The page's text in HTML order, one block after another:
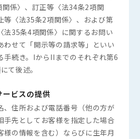
係〉、訂正等〈法34条2項関
等〈法35条2項関係〉、および第
法35条4項関係〉に関するお問い
わせて「開示等の請求等」といい
手続き。IからIIまでのそれぞれ第6
て後述。
ビスの提供
、住所および電話番号（他の方が
手先としてお客様を指定した場合
様の情報を含む）ならびに生年月